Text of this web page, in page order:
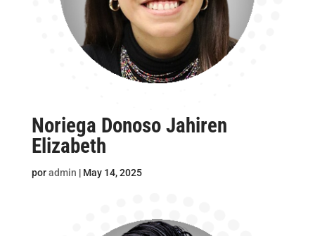
Noriega Donoso Jahiren
Elizabeth
poradmin | May 14, 2025